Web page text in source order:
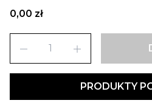
0,00 zł
remove add
PRODUKTY